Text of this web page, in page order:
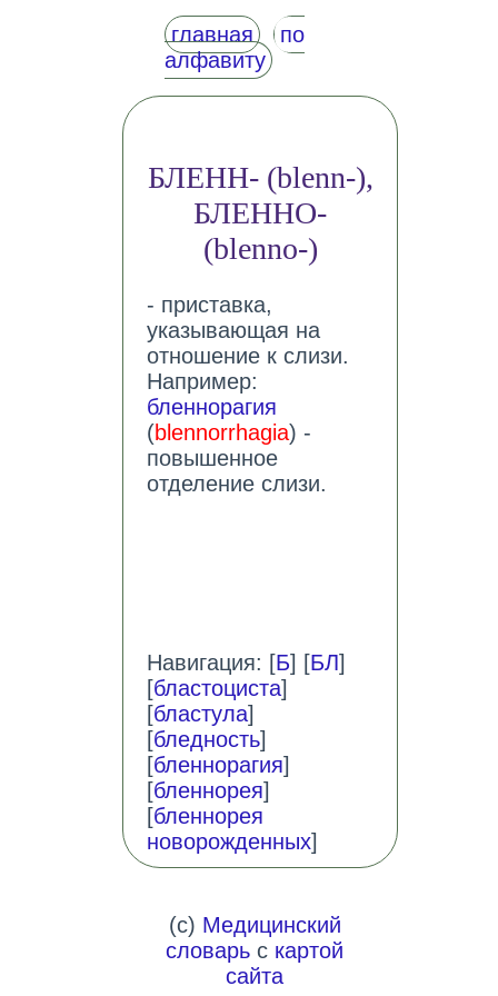
главная
по
алфавиту
БЛЕНН- (blenn-),
БЛЕННО-
(blenno-)
- приставка,
указывающая на
отношение к слизи.
Например:
бленнорагия
(blennorrhagia) -
повышенное
отделение слизи.
Навигация: [Б] [БЛ]
[бластоциста]
[бластула]
[бледность]
[бленнорагия]
[бленнорея]
[бленнорея
новорожденных]
(c) Медицинский
словарь с картой
сайта